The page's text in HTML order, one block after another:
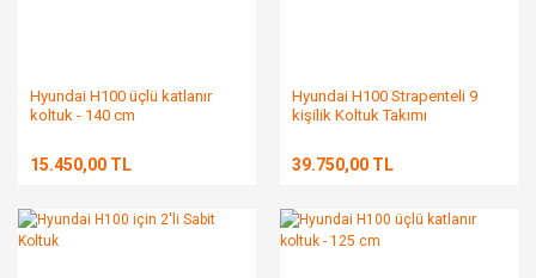
Hyundai H100 üçlü katlanır
koltuk - 140 cm
15.450,00 TL
Hyundai H100 Strapenteli 9
kişilik Koltuk Takımı
39.750,00 TL